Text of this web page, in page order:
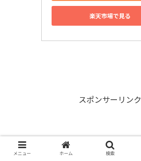
楽天市場で見る
スポンサーリンク
メニュー ホーム 検索